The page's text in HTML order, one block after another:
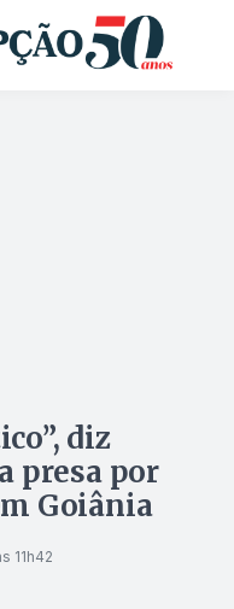
diz
presa por
Goiânia
11h42